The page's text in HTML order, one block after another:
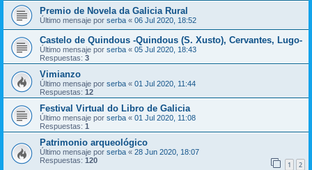
Premio de Novela da Galicia Rural
Último mensaje por serba « 06 Jul 2020, 18:52
Castelo de Quindous -Quindous (S. Xusto), Cervantes, Lugo-
Último mensaje por serba « 05 Jul 2020, 18:43
Respuestas: 3
Vimianzo
Último mensaje por serba « 01 Jul 2020, 11:44
Respuestas: 12
Festival Virtual do Libro de Galicia
Último mensaje por serba « 01 Jul 2020, 11:08
Respuestas: 1
Patrimonio arqueológico
Último mensaje por serba « 28 Jun 2020, 18:07
Respuestas: 120 1 2